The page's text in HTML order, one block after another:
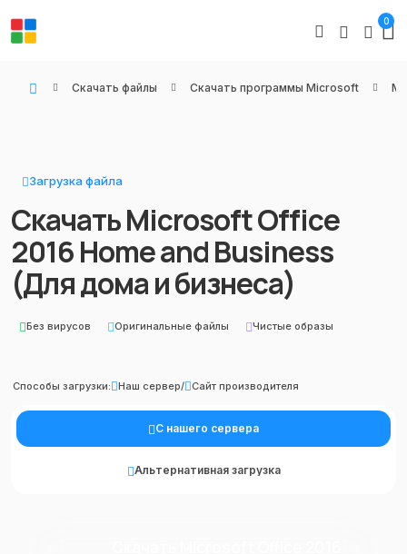
0
Скачать файлы Скачать программы Microsoft
Загрузка файла
Скачать Microsoft Office
2016 Home and Business
(Для дома и бизнеса)
Без вирусов Оригинальные файлы Чистые образы
Способы загрузки: Наш сервер/ Сайт производителя
С нашего сервера
Альтернативная загрузка